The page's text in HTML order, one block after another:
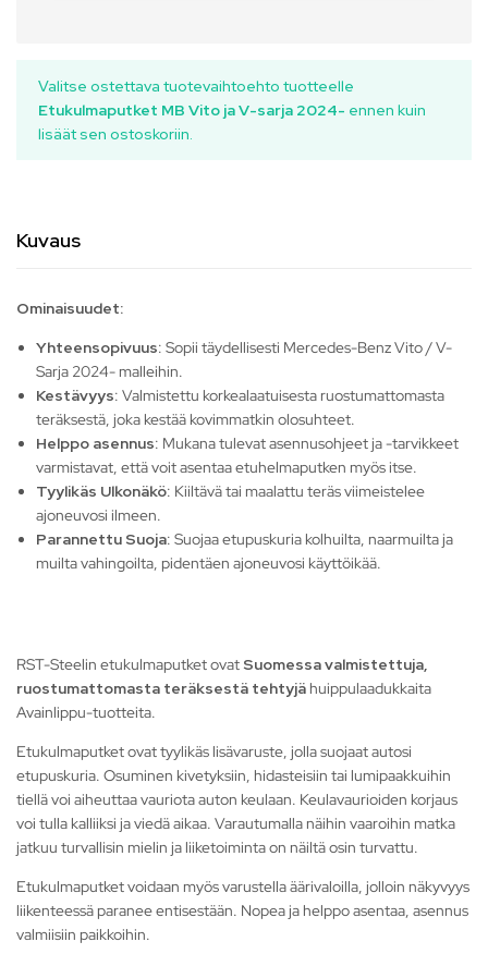
Valitse ostettava tuotevaihtoehto tuotteelle
Etukulmaputket MB Vito ja V-sarja 2024- ennen kuin
lisäät sen ostoskoriin.
Kuvaus
Ominaisuudet:
Yhteensopivuus: Sopii täydellisesti Mercedes-Benz Vito / V-
Sarja 2024- malleihin.
Kestävyys: Valmistettu korkealaatuisesta ruostumattomasta
teräksestä, joka kestää kovimmatkin olosuhteet.
Helppo asennus: Mukana tulevat asennusohjeet ja -tarvikkeet
varmistavat, että voit asentaa etuhelmaputken myös itse.
Tyylikäs Ulkonäkö: Kiiltävä tai maalattu teräs viimeistelee
ajoneuvosi ilmeen.
Parannettu Suoja: Suojaa etupuskuria kolhuilta, naarmuilta ja
muilta vahingoilta, pidentäen ajoneuvosi käyttöikää.
RST-Steelin etukulmaputket ovat Suomessa valmistettuja,
ruostumattomasta teräksestä tehtyjä huippulaadukkaita
Avainlippu-tuotteita.
Etukulmaputket ovat tyylikäs lisävaruste, jolla suojaat autosi
etupuskuria. Osuminen kivetyksiin, hidasteisiin tai lumipaakkuihin
tiellä voi aiheuttaa vauriota auton keulaan. Keulavaurioiden korjaus
voi tulla kalliiksi ja viedä aikaa. Varautumalla näihin vaaroihin matka
jatkuu turvallisin mielin ja liiketoiminta on näiltä osin turvattu.
Etukulmaputket voidaan myös varustella äärivaloilla, jolloin näkyvyys
liikenteessä paranee entisestään. Nopea ja helppo asentaa, asennus
valmiisiin paikkoihin.